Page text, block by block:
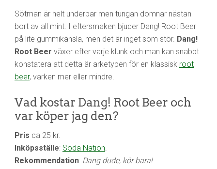
Sötman är helt underbar men tungan domnar nästan
bort av all mint. I eftersmaken bjuder Dang! Root Beer
på lite gummikänsla, men det är inget som stör. Dang!
Root Beer växer efter varje klunk och man kan snabbt
konstatera att detta är arketypen för en klassisk root
beer, varken mer eller mindre.
Vad kostar Dang! Root Beer och
var köper jag den?
Pris ca 25 kr.
Inköpsställe: Soda Nation
Rekommendation: Dang dude, kör bara!